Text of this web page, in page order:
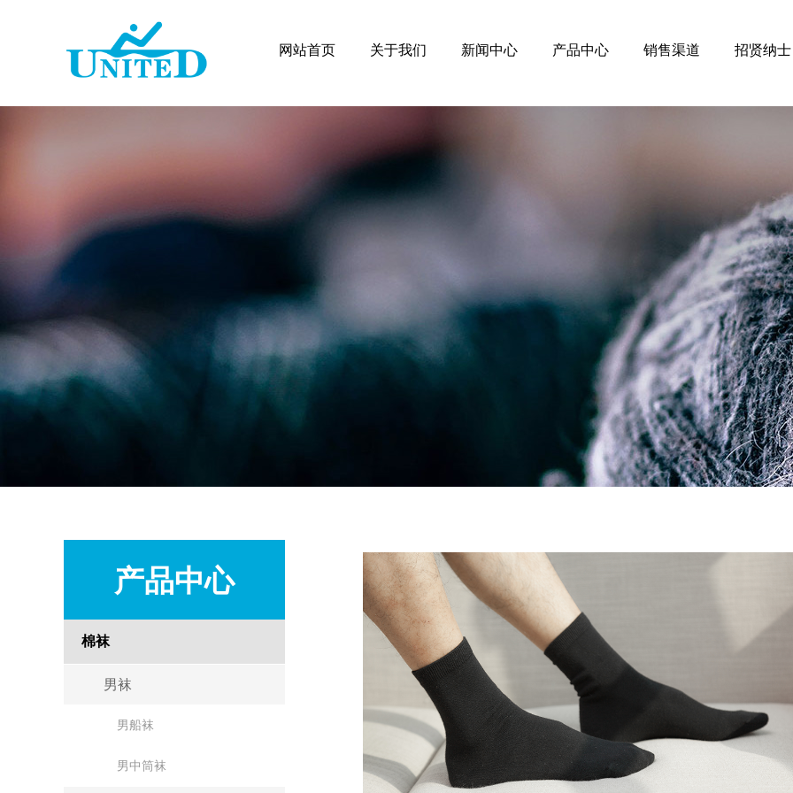
网站首页 关于我们 新闻中心 产品中心 销售渠道 招贤纳士
产品中心
棉袜
男袜
男船袜
男中筒袜